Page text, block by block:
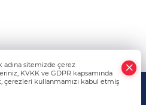
sitemizde çerez
KVKK ve GDPR kapsamında
çerezleri kullanmamızı kabul etmiş